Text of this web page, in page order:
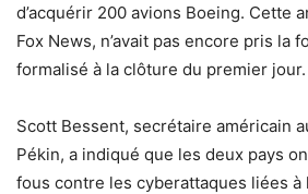
d’acquérir 200 avions Boeing. Cette
Fox News, n’avait pas encore pris la
formalisé à la clôture du premier jour.
Scott Bessent, secrétaire américain
Pékin, a indiqué que les deux pays
fous contre les cyberattaques liées à